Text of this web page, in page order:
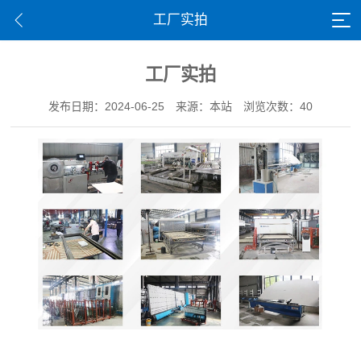
工厂实拍
工厂实拍
发布日期：2024-06-25 来源：本站 浏览次数：40